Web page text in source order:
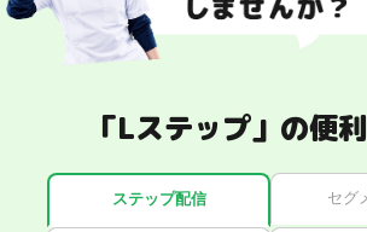
「Lステップ」の便
ステップ配信 セグ